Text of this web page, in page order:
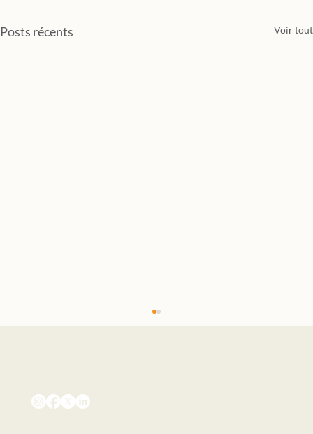
Posts récents Voir tout